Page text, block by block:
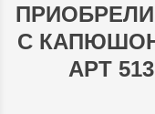
С
АРТ